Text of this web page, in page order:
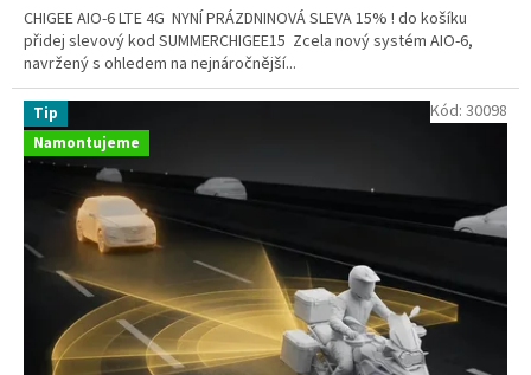
CHIGEE AIO-6 LTE 4G NYNÍ PRÁZDNINOVÁ SLEVA 15% ! do košíku
přidej slevový kod SUMMERCHIGEE15 Zcela nový systém AIO-6,
navržený s ohledem na nejnáročnější...
Tip
Namontujeme
Kód: 30098